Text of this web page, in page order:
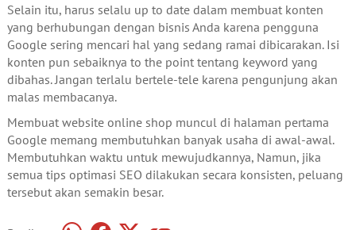
Selain itu, harus selalu up to date dalam membuat konten
yang berhubungan dengan bisnis Anda karena pengguna
Google sering mencari hal yang sedang ramai dibicarakan. Isi
konten pun sebaiknya to the point tentang keyword yang
dibahas. Jangan terlalu bertele-tele karena pengunjung akan
malas membacanya.
Membuat website online shop muncul di halaman pertama
Google memang membutuhkan banyak usaha di awal-awal.
Membutuhkan waktu untuk mewujudkannya, Namun, jika
semua tips optimasi SEO dilakukan secara konsisten, peluang
tersebut akan semakin besar.